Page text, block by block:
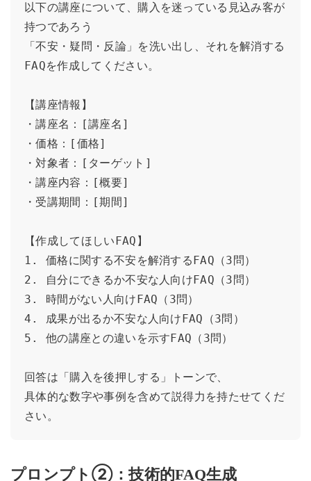
以下の講座について、購入を迷っている見込み客が
持つであろう
「不安・疑問・反論」を洗い出し、それを解消する
FAQを作成してください。
【講座情報】
・講座名：[講座名]
・価格：[価格]
・対象者：[ターゲット]
・講座内容：[概要]
・受講期間：[期間]
【作成してほしいFAQ】
1. 価格に関する不安を解消するFAQ（3問）
2. 自分にできるか不安な人向けFAQ（3問）
3. 時間がない人向けFAQ（3問）
4. 成果が出るか不安な人向けFAQ（3問）
5. 他の講座との違いを示すFAQ（3問）
回答は「購入を後押しする」トーンで、
具体的な数字や事例を含めて説得力を持たせてくだ
さい。
プロンプト②：技術的FAQ生成